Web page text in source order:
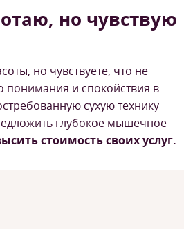
но чувствую
но чувствуете, что не
понимания и спокойствия в
сухую технику
глубокое мышечное
стоимость своих услуг.